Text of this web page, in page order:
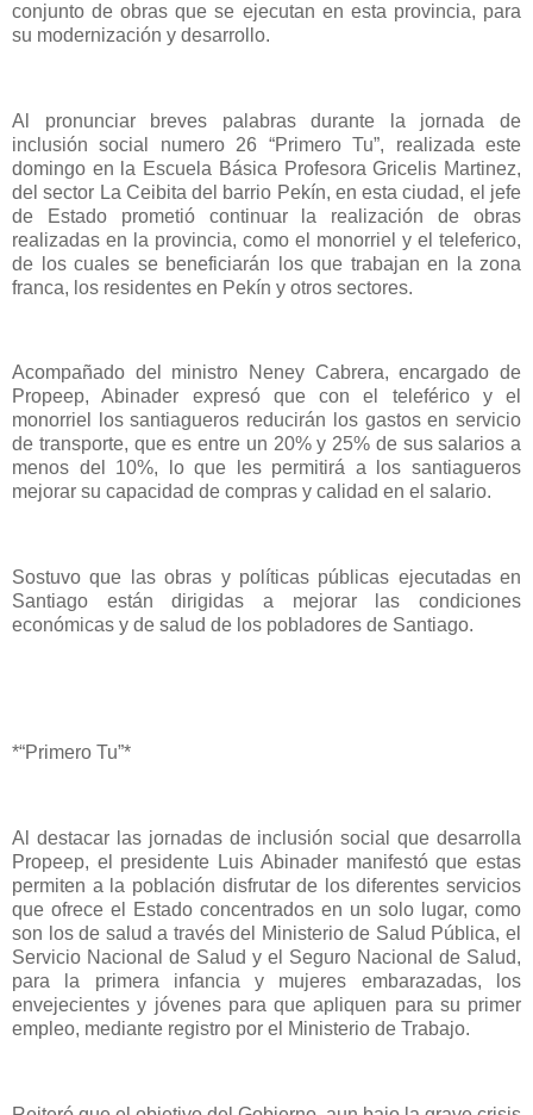
conjunto de obras que se ejecutan en esta provincia, para
su modernización y desarrollo.
Al pronunciar breves palabras durante la jornada de
inclusión social numero 26 “Primero Tu”, realizada este
domingo en la Escuela Básica Profesora Gricelis Martinez,
del sector La Ceibita del barrio Pekín, en esta ciudad, el jefe
de Estado prometió continuar la realización de obras
realizadas en la provincia, como el monorriel y el teleferico,
de los cuales se beneficiarán los que trabajan en la zona
franca, los residentes en Pekín y otros sectores.
Acompañado del ministro Neney Cabrera, encargado de
Propeep, Abinader expresó que con el teleférico y el
monorriel los santiagueros reducirán los gastos en servicio
de transporte, que es entre un 20% y 25% de sus salarios a
menos del 10%, lo que les permitirá a los santiagueros
mejorar su capacidad de compras y calidad en el salario.
Sostuvo que las obras y políticas públicas ejecutadas en
Santiago están dirigidas a mejorar las condiciones
económicas y de salud de los pobladores de Santiago.
*“Primero Tu”*
Al destacar las jornadas de inclusión social que desarrolla
Propeep, el presidente Luis Abinader manifestó que estas
permiten a la población disfrutar de los diferentes servicios
que ofrece el Estado concentrados en un solo lugar, como
son los de salud a través del Ministerio de Salud Pública, el
Servicio Nacional de Salud y el Seguro Nacional de Salud,
para la primera infancia y mujeres embarazadas, los
envejecientes y jóvenes para que apliquen para su primer
empleo, mediante registro por el Ministerio de Trabajo.